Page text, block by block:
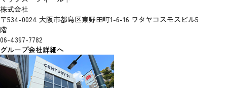
株式会社
〒534-0024 大阪市都島区東野田町1-6-16 ワタヤコスモスビル5
階
06-4397-7782
グループ会社詳細へ